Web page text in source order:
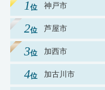
神戸市
芦屋市
加西市
加古川市